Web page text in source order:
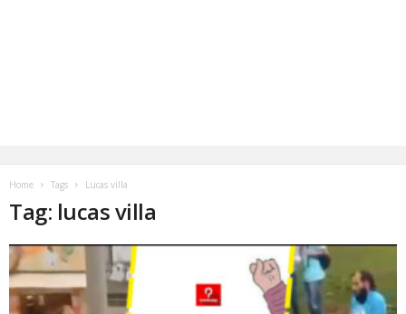
Home Tags Lucas villa
Tag: lucas villa